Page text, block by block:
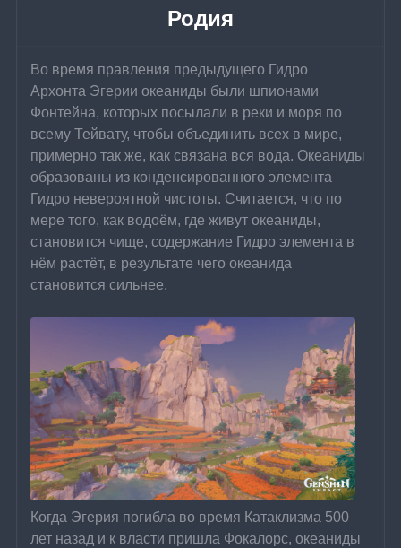
Родия
Во время правления предыдущего Гидро
Архонта Эгерии океаниды были шпионами
Фонтейна, которых посылали в реки и моря по
всему Тейвату, чтобы объединить всех в мире,
примерно так же, как связана вся вода. Океаниды
образованы из конденсированного элемента
Гидро невероятной чистоты. Считается, что по
мере того, как водоём, где живут океаниды,
становится чище, содержание Гидро элемента в
нём растёт, в результате чего океанида
становится сильнее.
Когда Эгерия погибла во время Катаклизма 500
лет назад и к власти пришла Фокалорс, океаниды